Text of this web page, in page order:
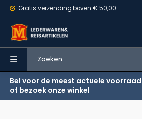
Gratis verzending boven € 50,00
Bel voor de meest actuele voorraad:
of bezoek onze winkel
Terug